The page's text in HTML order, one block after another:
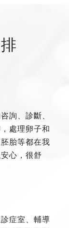
詢、診斷、
處理卵子和
胎等都在我
心，很舒
症室、輔導